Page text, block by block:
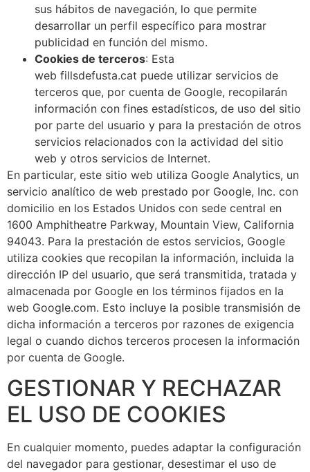
sus hábitos de navegación, lo que permite
desarrollar un perfil específico para mostrar
publicidad en función del mismo.
Cookies de terceros: Esta
web fillsdefusta.cat puede utilizar servicios de
terceros que, por cuenta de Google, recopilarán
información con fines estadísticos, de uso del sitio
por parte del usuario y para la prestación de otros
servicios relacionados con la actividad del sitio
web y otros servicios de Internet.
En particular, este sitio web utiliza Google Analytics, un
servicio analítico de web prestado por Google, Inc. con
domicilio en los Estados Unidos con sede central en
1600 Amphitheatre Parkway, Mountain View, California
94043. Para la prestación de estos servicios, Google
utiliza cookies que recopilan la información, incluida la
dirección IP del usuario, que será transmitida, tratada y
almacenada por Google en los términos fijados en la
web Google.com. Esto incluye la posible transmisión de
dicha información a terceros por razones de exigencia
legal o cuando dichos terceros procesen la información
por cuenta de Google.
GESTIONAR Y RECHAZAR
EL USO DE COOKIES
En cualquier momento, puedes adaptar la configuración
del navegador para gestionar, desestimar el uso de